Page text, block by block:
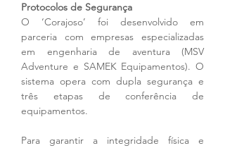
Protocolos de Segurança
O ‘Corajoso’ foi desenvolvido em
parceria com empresas especializadas
em engenharia de aventura (MSV
Adventure e SAMEK Equipamentos). O
sistema opera com dupla segurança e
três etapas de conferência de
equipamentos.
Para garantir a integridade física e